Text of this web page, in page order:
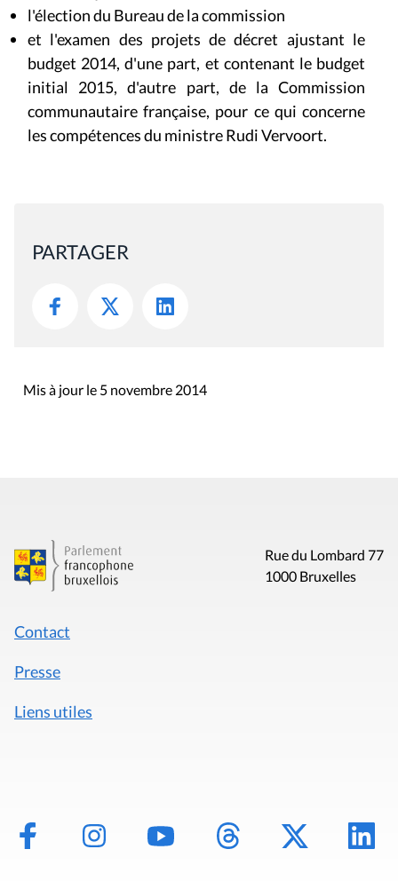
l'élection du Bureau de la commission
et l'examen des projets de décret ajustant le
budget 2014, d'une part, et contenant le budget
initial 2015, d'autre part, de la Commission
communautaire française, pour ce qui concerne
les compétences du ministre Rudi Vervoort.
PARTAGER
Mis à jour le 5 novembre 2014
Rue du Lombard 77
1000 Bruxelles
Contact
Presse
Liens utiles